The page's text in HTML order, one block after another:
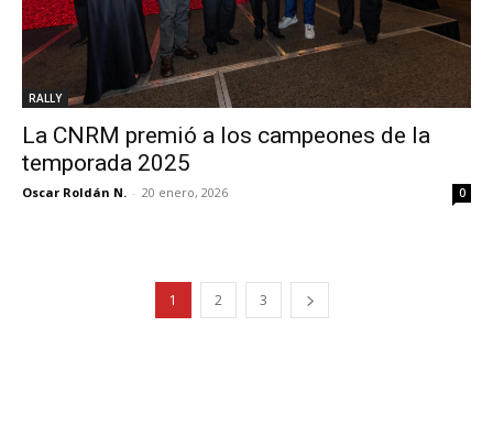
RALLY
La CNRM premió a los campeones de la
temporada 2025
Oscar Roldán N. - 20 enero, 2026 0
1 2 3